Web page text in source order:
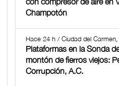
Champotón
Hace 24 h / Ciudad del
Plataformas en la Sonda
montón de fierros viejos:
Corrupción, A.C.